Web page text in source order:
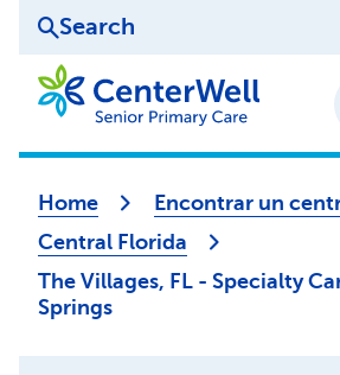
Search
Home
Encontrar un
Central Florida
The Villages, FL - Specialty
Springs